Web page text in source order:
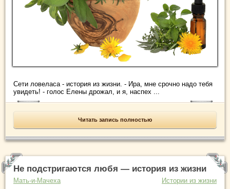
Сети ловеласа - история из жизни. - Ира, мне срочно надо тебя
увидеть! - голос Елены дрожал, и я, наспех ...
Читать запись полностью
Не подстригаются любя — история из жизни
Мать-и-Мачеха Истории из жизни